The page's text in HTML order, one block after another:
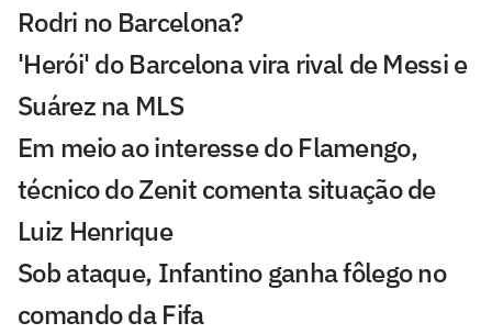
Rodri no Barcelona?
'Herói' do Barcelona vira rival de Messi e
Suárez na MLS
Em meio ao interesse do Flamengo,
técnico do Zenit comenta situação de
Luiz Henrique
Sob ataque, Infantino ganha fôlego no
comando da Fifa